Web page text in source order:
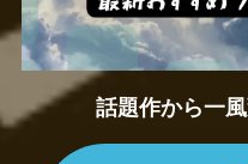
話題作から一